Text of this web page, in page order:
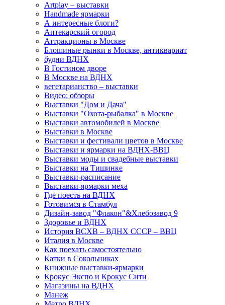
Artplay – выставки
Handmade ярмарки
А интересные блоги?
Аптекарский огород
Аттракционы в Москве
Блошиные рынки в Москве, антиквариат
будни ВДНХ
В Гостином дворе
В Москве на ВДНХ
вегетарианство – выставки
Видео: обзоры
Выставки "Дом и Дача"
Выставки "Охота-рыбалка" в Москве
Выставки автомобилей в Москве
Выставки в Москве
Выставки и фестивали цветов в Москве
Выставки и ярмарки на ВДНХ-ВВЦ
Выставки моды и свадебные выставки
Выставки на Тишинке
Выставки-расписание
Выставки-ярмарки меха
Где поесть на ВДНХ
Готовимся в Стамбул
Дизайн-завод "Флакон"&Хлебозавод 9
Здоровье и ВДНХ
История ВСХВ – ВДНХ СССР – ВВЦ
Италия в Москве
Как поехать самостоятельно
Катки в Сокольниках
Книжные выставки-ярмарки
Крокус Экспо и Крокус Сити
Магазины на ВДНХ
Манеж